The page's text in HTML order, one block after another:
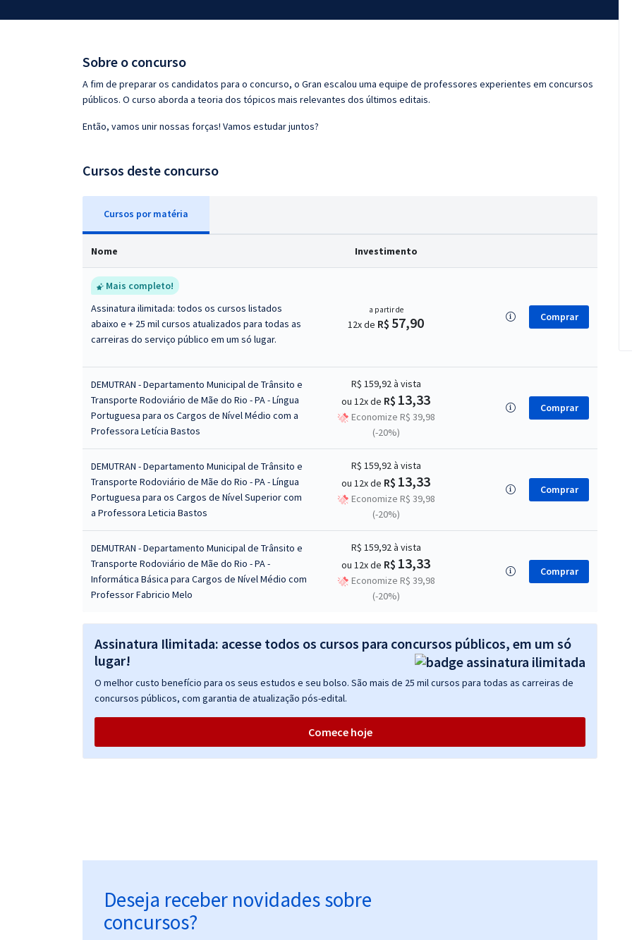
Conteúdo gratuito
Sobre o concurso
A fim de preparar os candidatos para o concurso, o Gran escalou uma equipe de professores experientes em concursos
públicos. O curso aborda a teoria dos tópicos mais relevantes dos últimos editais.
Então, vamos unir nossas forças! Vamos estudar juntos?
Cursos deste concurso
Cursos por matéria
Nome Investimento
Mais completo!
Assinatura ilimitada: todos os cursos listados
abaixo e + 25 mil cursos atualizados para todas as
carreiras do serviço público em um só lugar.
a partir de
12x de R$ 57,90 Comprar
DEMUTRAN - Departamento Municipal de Trânsito e
Transporte Rodoviário de Mãe do Rio - PA - Língua
Portuguesa para os Cargos de Nível Médio com a
Professora Letícia Bastos
R$ 159,92à vista
ou 12x de R$ 13,33
Economize R$ 39,98
(-20%)
Comprar
DEMUTRAN - Departamento Municipal de Trânsito e
Transporte Rodoviário de Mãe do Rio - PA - Língua
Portuguesa para os Cargos de Nível Superior com
a Professora Leticia Bastos
R$ 159,92à vista
ou 12x de R$ 13,33
Economize R$ 39,98
(-20%)
Comprar
DEMUTRAN - Departamento Municipal de Trânsito e
Transporte Rodoviário de Mãe do Rio - PA -
Informática Básica para Cargos de Nível Médio com
Professor Fabricio Melo
R$ 159,92à vista
ou 12x de R$ 13,33
Economize R$ 39,98
(-20%)
Comprar
Assinatura Ilimitada: acesse todos os cursos para concursos públicos, em um só
lugar!
O melhor custo benefício para os seus estudos e seu bolso. São mais de 25 mil cursos para todas as carreiras de
concursos públicos, com garantia de atualização pós-edital.
Comece hoje
Deseja receber novidades sobre
concursos?